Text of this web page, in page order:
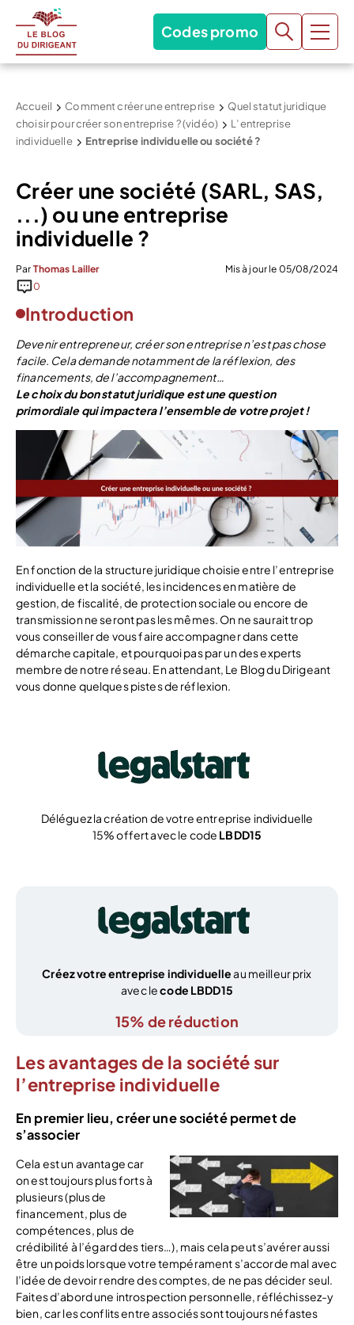
Codes promo
Accueil Comment créer une entreprise
Quel statut juridique
choisir pour créer son entreprise ? (vidéo)
L’entreprise
individuelle
Entreprise individuelle ou société ?
Créer une société (SARL, SAS,
...) ou une entreprise
individuelle ?
Par Thomas Lailler
Mis à jour le 05/08/2024
0
Introduction
Devenir entrepreneur, créer son entreprise n’est pas chose
facile. Cela demande notamment de la réflexion, des
financements, de l’accompagnement…
Le choix du bon statut juridique est une question
primordiale qui impactera l’ensemble de votre projet !
En fonction de la structure juridique choisie entre l’entreprise
individuelle et la société, les incidences en matière de
gestion, de fiscalité, de protection sociale ou encore de
transmission ne seront pas les mêmes. On ne saurait trop
vous conseiller de vous faire accompagner dans cette
démarche capitale, et pourquoi pas par un des experts
membre de notre réseau. En attendant, Le Blog du Dirigeant
vous donne quelques pistes de réflexion.
Déléguez la création de votre entreprise individuelle
15% offert avec le code LBDD15
Créez votre entreprise individuelleau meilleur prix
avec lecode LBDD15
15% de réduction
Les avantages de la société sur
l’entreprise individuelle
En premier lieu, créer une société permet de
s’associer
Cela est un avantage car
on est toujours plus forts à
plusieurs (plus de
financement, plus de
compétences, plus de
crédibilité à l’égard des tiers…), mais cela peut s’avérer aussi
être un poids lorsque votre tempérament s’accorde mal avec
l’idée de devoir rendre des comptes, de ne pas décider seul.
Faites d’abord une introspection personnelle, réfléchissez-y
bien, car les conflits entre associés sont toujours néfastes